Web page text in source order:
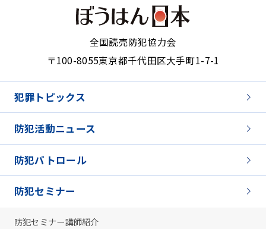
全国読売防犯協力会
〒100-8055東京都千代田区大手町1-7-1
犯罪トピックス
防犯活動ニュース
防犯パトロール
防犯セミナー
防犯セミナー講師紹介